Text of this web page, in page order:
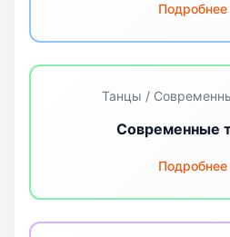
Подробнее
Танцы /
Современные
Подробнее